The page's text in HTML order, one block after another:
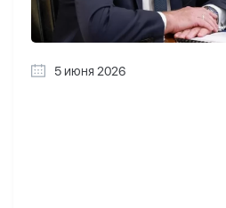
5 июня 2026